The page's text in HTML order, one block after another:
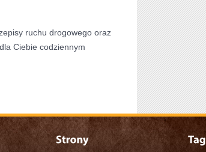
ruchu drogowego oraz
Ciebie codziennym